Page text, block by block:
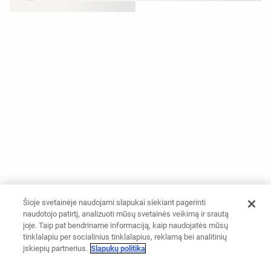
Šioje svetainėje naudojami slapukai siekiant pagerinti
naudotojo patirtį, analizuoti mūsų svetainės veikimą ir srautą
joje. Taip pat bendriname informaciją, kaip naudojatės mūsų
tinklalapiu per socialinius tinklalapius, reklamą bei analitinių
įskiepių partnerius. Slapukų politika